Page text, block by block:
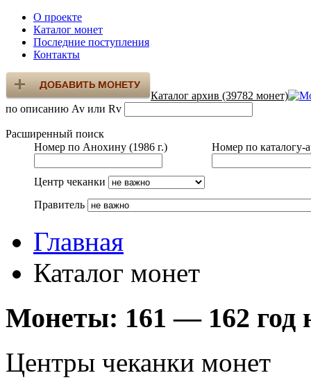
О проекте
Каталог монет
Последние поступления
Контакты
Каталог архив (39782 монет)
по описанию Av или Rv
Расширенный поиск
Номер по Анохину (1986 г.)
Номер по каталогу-
Центр чеканки
Правитель
Главная
Каталог монет
Монеты: 161 — 162 год
Центры чеканки монет